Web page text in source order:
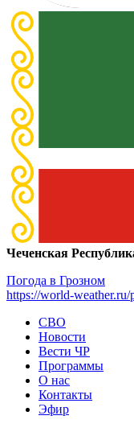
Чеченская
Погода в Грозном
https://world-weather.ru/
СВО
Новости
Вести ЧР
Программы
О нас
Контакты
Эфир